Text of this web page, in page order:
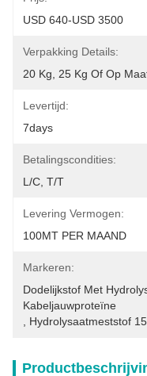
USD 640-USD 3500
Verpakking Details:
20 Kg, 25 Kg Of Op
Levertijd:
7days
Betalingscondities:
L/C, T/T
Levering Vermogen:
100MT PER MAAND
Markeren:
Dodelijkstof Met
Kabeljauwproteïne
Hydrolysaatmeststof